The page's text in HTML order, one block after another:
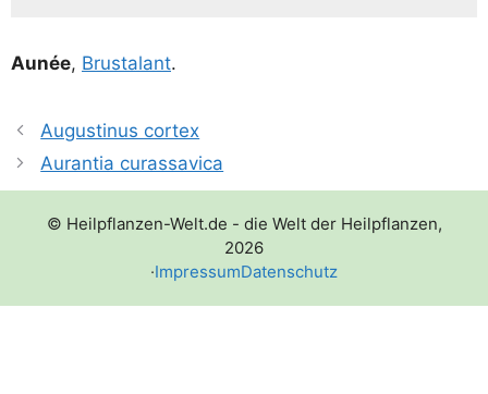
Aunée, Brust­alant.
Augustinus cortex
Aurantia curassavica
© Heilpflanzen-Welt.de - die Welt der Heilpflanzen,
2026
·ImpressumDatenschutz